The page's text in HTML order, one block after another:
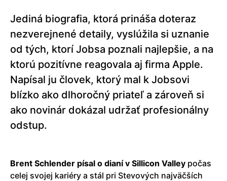
Jediná biografia, ktorá prináša doteraz
nezverejnené detaily, vyslúžila si uznanie
od tých, ktorí Jobsa poznali najlepšie, a na
ktorú pozitívne reagovala aj firma Apple.
Napísal ju človek, ktorý mal k Jobsovi
blízko ako dlhoročný priateľ a zároveň si
ako novinár dokázal udržať profesionálny
odstup.
Brent Schlender písal o dianí v Sillicon Valley počas
celej svojej kariéry a stál pri Stevových najväčších